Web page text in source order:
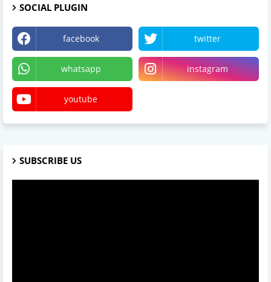
SOCIAL PLUGIN
facebook twitter
whatsapp instagram
youtube
SUBSCRIBE US